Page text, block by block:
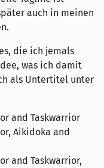
auch in meinen
die ich jemals
was ich damit
als Untertitel unter
and Taskwarrior
Aikidoka and
and Taskwarrior,